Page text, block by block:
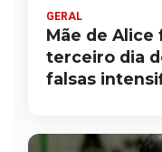
GERAL
Mãe de Alice
terceiro dia
falsas